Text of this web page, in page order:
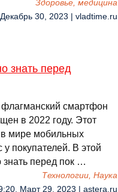
Здоровье, медицина
30, 2023 | vladtime.ru
знать перед
смартфон
в 2022 году. Этот
мире мобильных
покупателей. В этой
знать перед пок …
Технологии, Наука
Март 29, 2023 | astera.ru